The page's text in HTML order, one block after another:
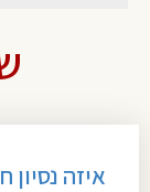
איזה נסיון